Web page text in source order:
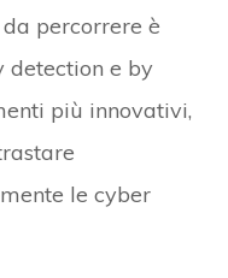
percorrere è
detection e by
più innovativi,
le cyber